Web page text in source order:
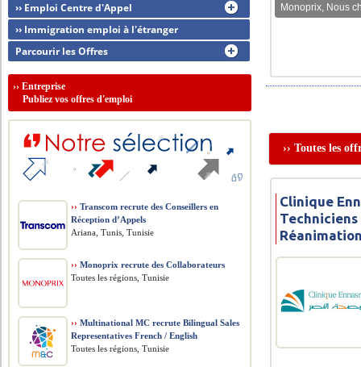
Monoprix, Nous
›› Toutes les
Clinique
›› Emploi Centre d'Appel
›› Immigration emploi à l'étranger
Parcourir les Offres
››Entreprise
Publiez vos offres d'emploi
›› Transcom recrute des Conseillers en
Réception d’Appels
Ariana, Tunis, Tunisie
›› Monoprix recrute des Collaborateurs
Toutes les régions, Tunisie
›› Multinational MC recrute Bilingual Sales
Representatives French / English
Toutes les régions, Tunisie